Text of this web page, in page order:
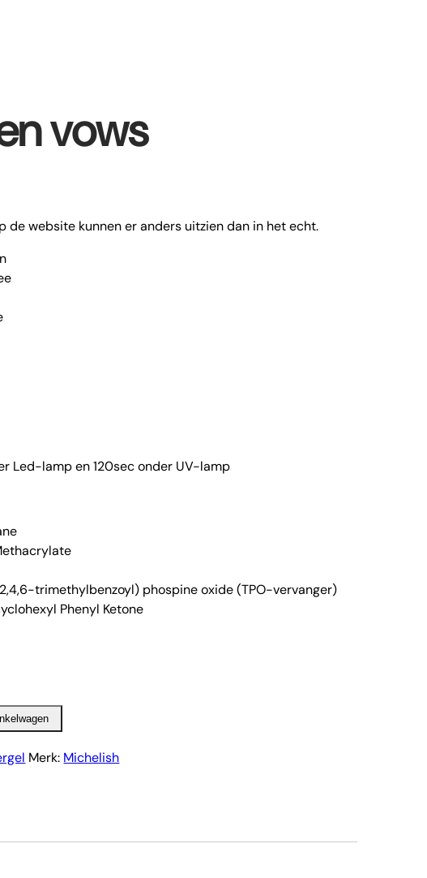
vows
de website kunnen er anders uitzien dan in het echt.
Led-lamp en 120sec onder UV-lamp
trimethylbenzoyl) phospine oxide (TPO-vervanger)
Phenyl Ketone
Merk: Michelish